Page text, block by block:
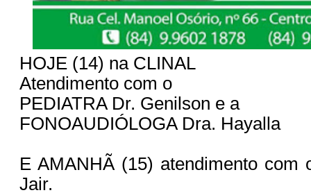
HOJE (14) na CLINAL
Atendimento com o
PEDIATRA Dr. Genilson e a
FONOAUDIÓLOGA Dra. Hayalla
E AMANHÃ (15) atendimento com
Jair.